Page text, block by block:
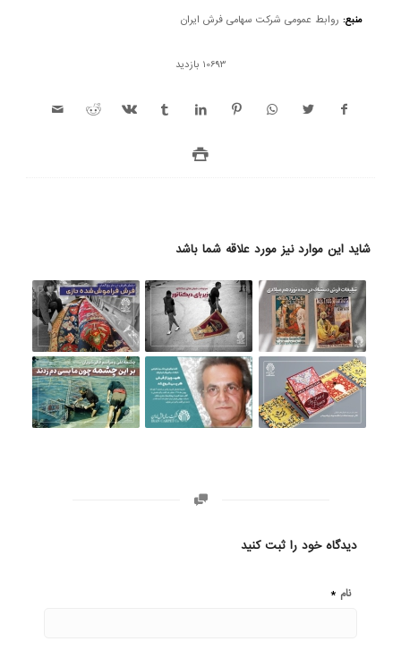
منبع: روابط عمومی شرکت سهامی فرش ایران
10693 بازدید
شاید این موارد نیز مورد علاقه شما باشد
دیدگاه خود را ثبت کنید
نام *